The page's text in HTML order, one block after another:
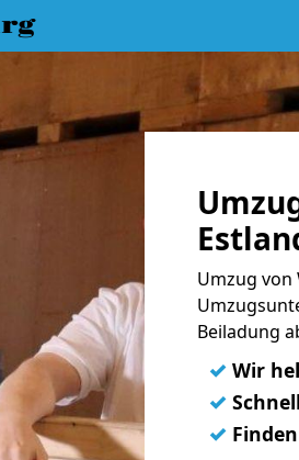
Umzug von
Beiladung
✓ Wir
✓
✓